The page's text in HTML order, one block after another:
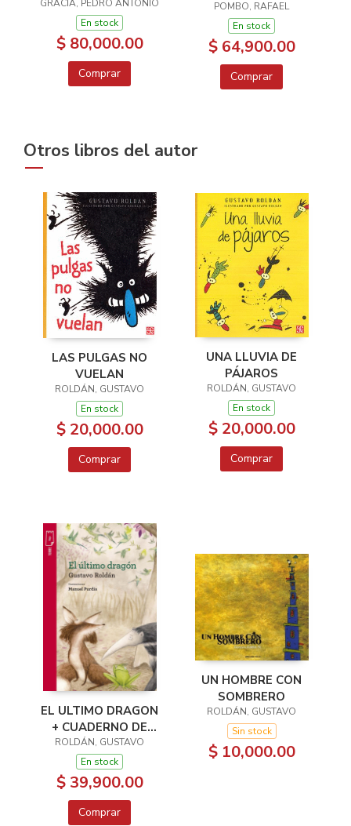
GRACÍA, PEDRO ANTONIO
En stock
$ 80,000.00
Comprar
RAFAEL POMBO
POMBO, RAFAEL
En stock
$ 64,900.00
Comprar
Otros libros del autor
LAS PULGAS NO
VUELAN
ROLDÁN, GUSTAVO
En stock
$ 20,000.00
Comprar
UNA LLUVIA DE
PÁJAROS
ROLDÁN, GUSTAVO
En stock
$ 20,000.00
Comprar
EL ULTIMO DRAGON
+ CUADERNO DE
ACTIVIDADES
ROLDÁN, GUSTAVO
En stock
$ 39,900.00
Comprar
UN HOMBRE CON
SOMBRERO
ROLDÁN, GUSTAVO
Sin stock
$ 10,000.00